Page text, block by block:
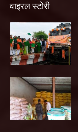
वाइरल स्टोरी